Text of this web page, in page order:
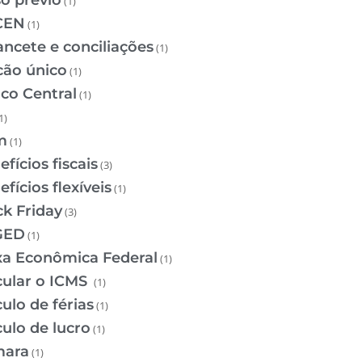
(1)
e conciliações(1)
único (1)
Central (1)
(1)
fiscais(3)
flexíveis(1)
Friday(3)
(1)
Econômica Federal (1)
o ICMS (1)
de férias(1)
de lucro (1)
(1)